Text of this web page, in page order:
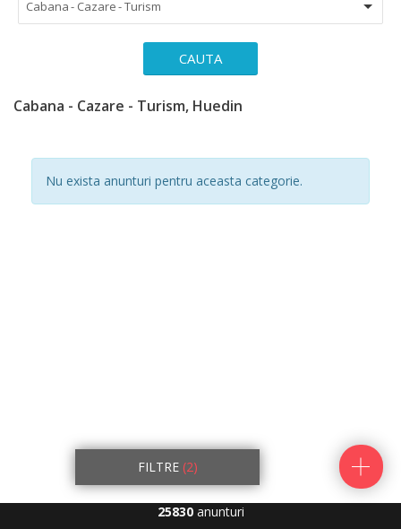
Cabana - Cazare - Turism
CAUTA
Cabana - Cazare - Turism, Huedin
Nu exista anunturi pentru aceasta categorie.
FILTRE (2)
25830anunturi